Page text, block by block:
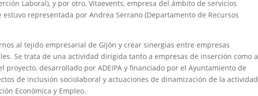
Laboral), y por otro, Vitaevents, empresa del ámbito de servicios
representada por Andrea Serrano (Departamento de Recursos
al tejido empresarial de Gijón y crear sinergias entre empresas
Se trata de una actividad dirigida tanto a empresas de inserción como a
proyecto, desarrollado por ADEIPA y financiado por el Ayuntamiento de
de inclusión sociolaboral y actuaciones de dinamización de la actividad
Económica y Empleo.